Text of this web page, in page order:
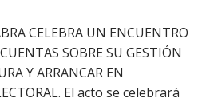
CELEBRA UN ENCUENTRO
SOBRE SU GESTIÓN
Y ARRANCAR EN
El acto se celebrará